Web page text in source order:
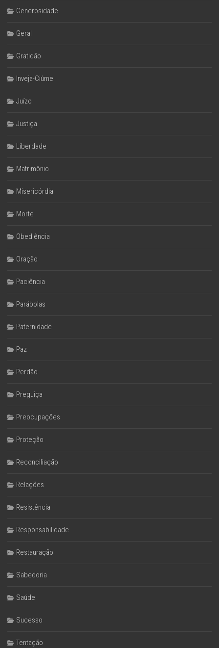
Generosidade
Geral
Gratidão
Inveja-Ciúme
Juízo
Justiça
Liberdade
Matrimônio
Misericórdia
Morte
Obediência
Oração
Paciência
Parábolas
Paternidade
Paz
Perdão
Preguiça
Preocupações
Proteção
Reconciliação
Relações
Resistência
Responsabilidade
Restauração
Sabedoria
Saúde
Sucesso
Tentação